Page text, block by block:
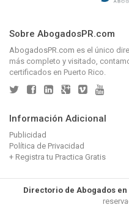
Sobre AbogadosPR.com
AbogadosPR.com es el único
más completo y visitado,
certificados en Puerto Rico.
Información Adicional
Publicidad
Política de Privacidad
+ Registra tu Practica Gratis
Directorio de Abogados en